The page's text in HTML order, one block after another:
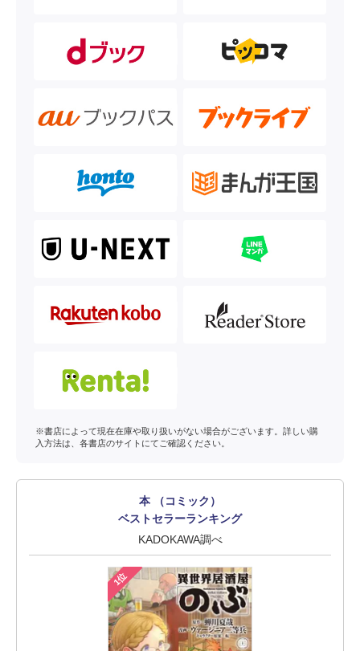
※書店によって現在在庫や取り扱いがない場合がございます。詳しい購
入方法は、各書店のサイトにてご確認ください。
本 （コミック）
ベストセラーランキング
KADOKAWA調べ
1位